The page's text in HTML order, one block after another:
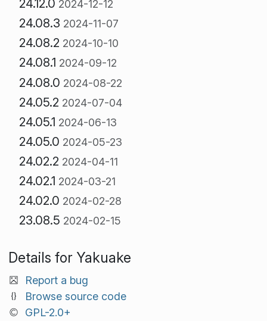
24.12.0 2024-12-12
24.08.3 2024-11-07
24.08.2 2024-10-10
24.08.1 2024-09-12
24.08.0 2024-08-22
24.05.2 2024-07-04
24.05.1 2024-06-13
24.05.0 2024-05-23
24.02.2 2024-04-11
24.02.1 2024-03-21
24.02.0 2024-02-28
23.08.5 2024-02-15
Details for Yakuake
Report a bug
Browse source code
GPL-2.0+